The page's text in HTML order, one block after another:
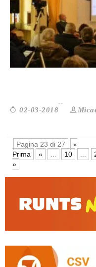
POLIS MENTIS:
02-03-2018
Pagina 23 di 27
«
Prima
« 10
»